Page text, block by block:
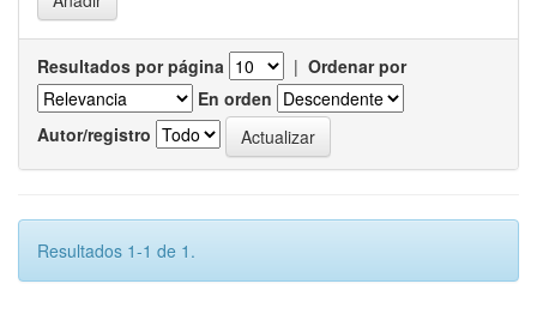
Resultados por página | Ordenar por
En orden
Autor/registro
Resultados 1-1 de 1.